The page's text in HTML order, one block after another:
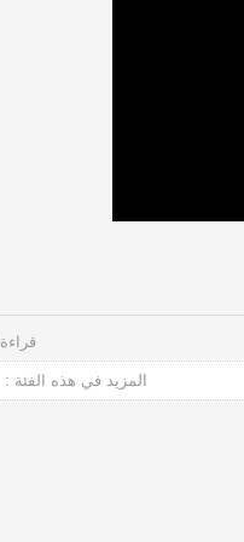
قراءة
المزيد في هذه الفئة :